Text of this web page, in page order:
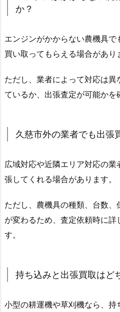
か？
エンジンがかからない農機具
買い取ってもらえる場合があり
ただし、業者によって対応は
ているか、出張査定が可能かを
久慈市外の業者でも出張
広域対応や近隣エリア対応の
張してくれる場合があります。
ただし、農機具の種類、台数
が変わるため、査定依頼時に
す。
持ち込みと出張買取はど
小型の耕運機や草刈機なら、持